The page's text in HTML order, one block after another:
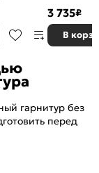
3 735₽
В
гарнитур без
перед